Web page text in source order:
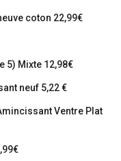
coton 22,99€
5) Mixte 12,98€
neuf 5,22 €
Ventre Plat